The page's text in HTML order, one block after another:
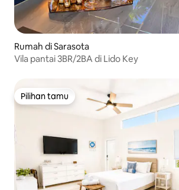
Rumah di Sarasota
Vila pantai 3BR/2BA di Lido Key
Pilihan tamu
Pilihan tamu